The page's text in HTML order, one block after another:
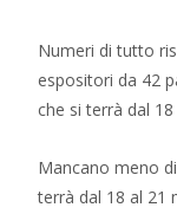
Numeri di tutto
espositori da 42
che si terrà dal
Mancano meno
terrà dal 18 al 21